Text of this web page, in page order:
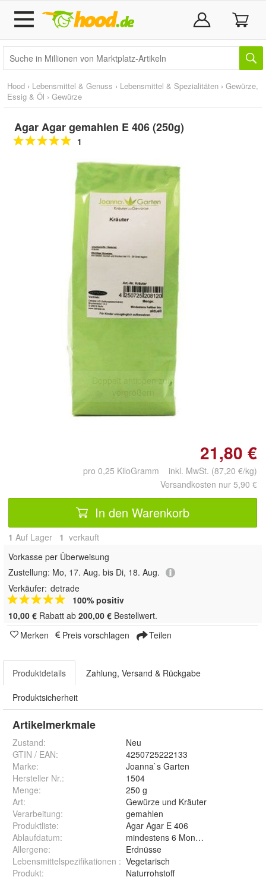
Hood › Lebensmittel & Genuss › Lebensmittel & Spezialitäten › Gewürze,
Essig & Öl › Gewürze
Agar Agar gemahlen E 406 (250g)
1
Doppelt antippen zum
vergrößern
21,80 €
pro 0,25 KiloGramm inkl. MwSt. (87,20 €/kg)
Versandkosten nur 5,90 €
In den Warenkorb
1 Auf Lager 1 verkauft
Vorkasse per Überweisung
Zustellung: Mo, 17. Aug. bis Di, 18. Aug.
Verkäufer: detrade
100% positiv
10,00 € Rabatt ab 200,00 € Bestellwert.
Merken
Preis vorschlagen Teilen
Produktdetails Zahlung, Versand & Rückgabe
Produktsicherheit
Artikelmerkmale
Zustand:
Neu
GTIN / EAN:
4250725222133
Marke:
Joanna`s Garten
Hersteller Nr.:
1504
Menge:
250 g
Art:
Gewürze und Kräuter
Verarbeitung:
gemahlen
Produktliste:
Agar Agar E 406
Ablaufdatum:
mindestens 6 Monate ab
Allergene:
Erdnüsse
Lebensmittelspezifikationen : Vegetarisch
Produkt: Naturrohstoff